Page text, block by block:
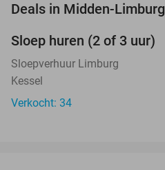
Deals in Midden-Limburg
NEW
TODAY
Sloep huren (2 of 3 uur)
Sloepverhuur Limburg
Kessel
Verkocht: 34